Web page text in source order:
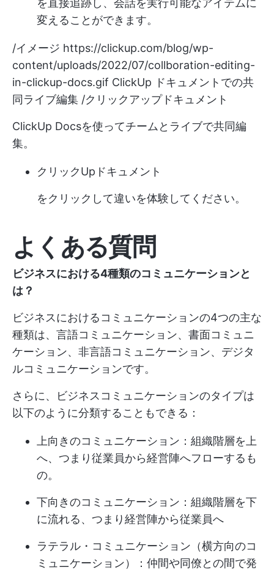
を直接追跡し、会話を実行可能なアイテムに
変えることができます。
/イメージ https://clickup.com/blog/wp-
content/uploads/2022/07/collboration-editing-
in-clickup-docs.gif ClickUp ドキュメントでの共
同ライブ編集 /クリックアップドキュメント
ClickUp Docsを使ってチームとライブで共同編
集。
クリックUpドキュメント
をクリックして違いを体験してください。
よくある質問
ビジネスにおける4種類のコミュニケーションと
は？
ビジネスにおけるコミュニケーションの4つの主な
種類は、言語コミュニケーション、書面コミュニ
ケーション、非言語コミュニケーション、デジタ
ルコミュニケーションです。
さらに、ビジネスコミュニケーションのタイプは
以下のように分類することもできる：
上向きのコミュニケーション：組織階層を上
へ、つまり従業員から経営陣へフローするも
の。
下向きのコミュニケーション：組織階層を下
に流れる、つまり経営陣から従業員へ
ラテラル・コミュニケーション（横方向のコ
ミュニケーション）：仲間や同僚との間で発